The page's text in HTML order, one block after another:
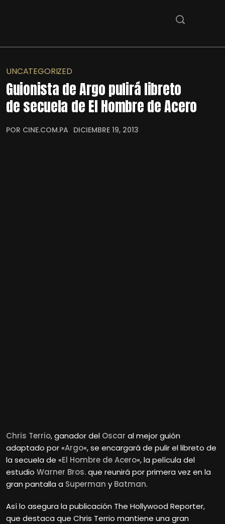
UNCATEGORIZED
Guionista de Argo pulirá libreto
de secuela de El Hombre de Acero
POR CINE.COM.PA DICIEMBRE 19, 2013
Chris Terrio, ganador del Oscar al mejor guión
adaptado por «Argo«, se encargará de pulir el libreto de
la secuela de «El Hombre de Acero«, la película del
estudio Warner Bros.que reunirá por primera vez en la
gran pantalla a Superman y Batman.
Así lo asegura la publicación The Hollywood Reporter,
que destaca que Chris Terrio mantiene una gran